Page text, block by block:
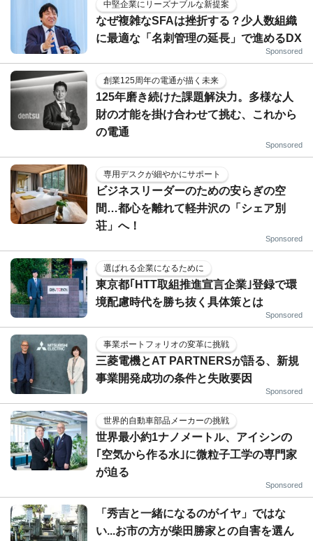
中堅企業にリーズナブルな新提案
なぜ複雑なSFAは挫折する？少人数組織
に最適な「名刺管理の延長」で進めるDX
Sponsored
創業125周年の電通が描く未来
125年磨き続けた課題解決力。多様な人
財の才能を掛け合わせて挑む、これから
の電通
Sponsored
専用デスクが細やかにサポート
ビジネスリーダーのための安らぎの空
間…都心を離れて軽井沢の「シェア別
荘」へ！
Sponsored
選ばれる企業になるために
東京都｢HTT取組推進宣言企業｣登録で環
境配慮時代を勝ち抜く具体策とは
Sponsored
事業ポートフォリオの変革に挑戦
三菱電機とAT PARTNERSが語る、新規
事業開発成功の条件と失敗要因
Sponsored
世界的自動車部品メーカーの挑戦
世界最小約1ナノメートル、アイシンの
｢空気から作る水｣に微粒子工学の専門家
が迫る
Sponsored
「秀吉と一緒になるのがイヤ」ではな
い...お市の方が柴田勝家との自害を選ん